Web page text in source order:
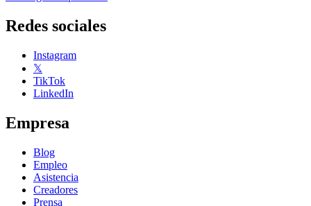
Redes sociales
Instagram
𝕏
TikTok
LinkedIn
Empresa
Blog
Empleo
Asistencia
Creadores
Prensa